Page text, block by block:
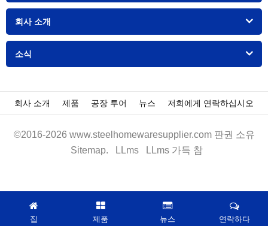
회사 소개
소식
회사 소개 제품 공장 투어 뉴스 저희에게 연락하십시오
©2016-2026 www.steelhomewaresupplier.com 판권 소유
Sitemap.
LLms LLms 가득 참
집 제품 뉴스 연락하다